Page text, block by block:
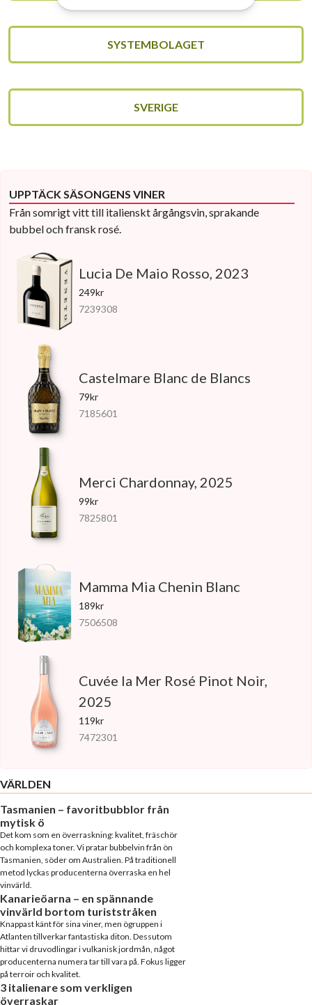
SYSTEMBOLAGET
SVERIGE
UPPTÄCK SÄSONGENS VINER
Från somrigt vitt till italienskt årgångsvin, sprakande
bubbel och fransk rosé.
Lucia De Maio Rosso, 2023
249kr
7239308
Castelmare Blanc de Blancs
79kr
7185601
Merci Chardonnay, 2025
99kr
7825801
Mamma Mia Chenin Blanc
189kr
7506508
Cuvée la Mer Rosé Pinot Noir,
2025
119kr
7472301
VÄRLDEN
Tasmanien – favoritbubblor från
mytisk ö
Det kom som en överraskning: kvalitet, fräschör
och komplexa toner. Vi pratar bubbelvin från ön
Tasmanien, söder om Australien. På traditionell
metod lyckas producenterna överraska en hel
vinvärld.
Kanarieöarna – en spännande
vinvärld bortom turiststråken
Knappast känt för sina viner, men ögruppen i
Atlanten tillverkar fantastiska diton. Dessutom
hittar vi druvodlingar i vulkanisk jordmån, något
producenterna numera tar till vara på. Fokus ligger
på terroir och kvalitet.
3 italienare som verkligen
överraskar